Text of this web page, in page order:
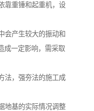
靠重锤和起重机，设
会产生较大的振动和
成一定影响，需采取
法，强夯法的施工成
地基的实际情况调整